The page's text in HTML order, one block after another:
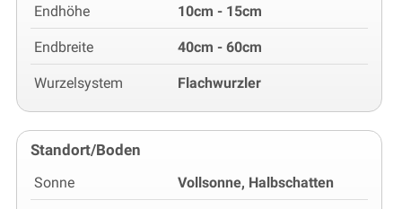
Endhöhe 10cm - 15cm
Endbreite 40cm - 60cm
Wurzelsystem Flachwurzler
Standort/Boden
Sonne Vollsonne, Halbschatten